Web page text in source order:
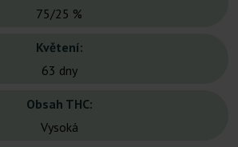
75/25 %
Květení:
63 dny
Obsah THC:
Vysoká